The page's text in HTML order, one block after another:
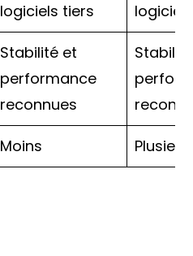
logiciels tiers
Stabilité et
performance
reconnues
Moins